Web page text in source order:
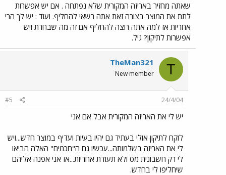
שאתה מחזיר באריזה המקורית שלא נפתחה . אם יש אפשרות
לתת את המוצר בצורה זאת אתה רשאי להחליף. ועוד : יש לך הרי
אחריות אז למה אתה רוצה להחליף אם זה מה שבחרת ויש
אפשרות לתיקון? גיל.
T
TheMan321
New member
24/4/04
#5
יש לי את האריזה המקורית אבל אם אני
לוקח לתיקון אולי בעתיד גם יהיו בעיות ועדיף במוצר חדש...ויש
לי את האריזה בשלמותה...עכשיו גם ה"חכמים" האלה הביאו
לי רק חשבונית מס ולא תעודת אחריות...אז אני אפנה אליהם
שיחליפו לי בחדש.